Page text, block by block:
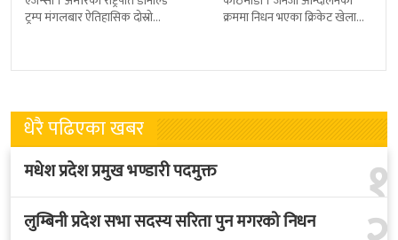
ट्रम्प मंगलबार ऐतिहासिक दोस्रो
बेलायत सरकारले
क्रममा निधन भएका क्रिकेट खेलाडी
त्रिपुरेश्वरस्थीत राष्ट्रिय खेलकुद
धेरै पढिएका खबर
१
मधेश प्रदेश प्रमुख भण्डारी पदमुक्त
लुम्बिनी प्रदेश सभा सदस्य सरिता पुन मगरको निधन